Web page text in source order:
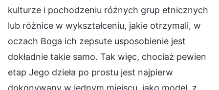
kulturze i pochodzeniu różnych grup etnicznych
lub różnice w wykształceniu, jakie otrzymali, w
oczach Boga ich zepsute usposobienie jest
dokładnie takie samo. Tak więc, chociaż pewien
etap Jego dzieła po prostu jest najpierw
dokonywany w jednym miejscu, jako model, z